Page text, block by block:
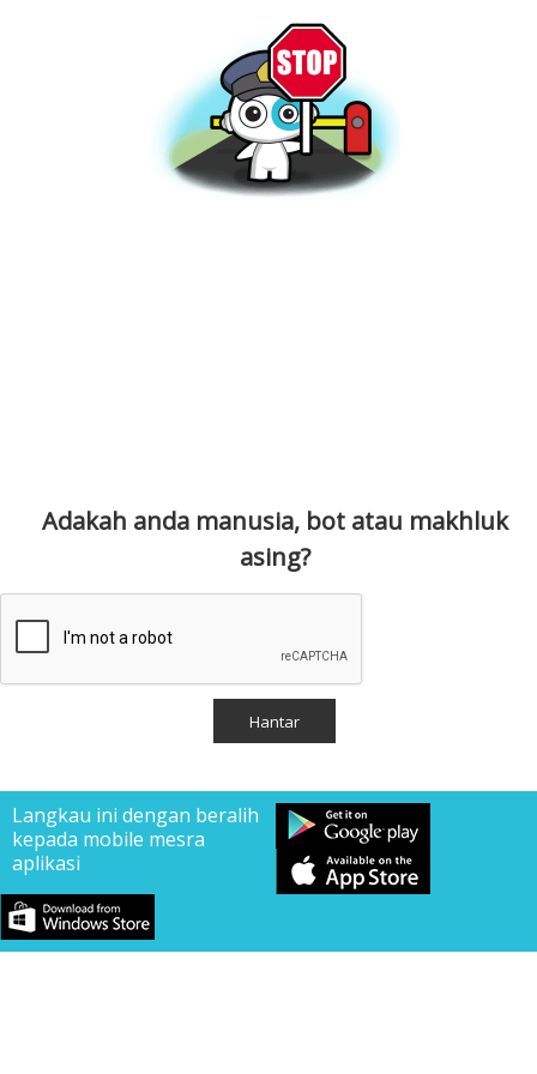
Adakah anda manusia, bot atau makhluk
asing?
Langkau ini dengan beralih
kepada mobile mesra
aplikasi